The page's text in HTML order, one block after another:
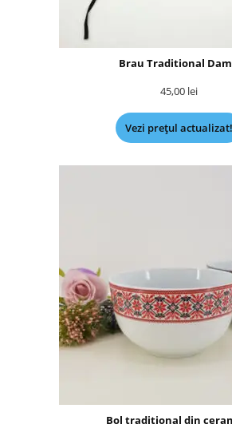
Brau Traditional
45,00 lei
Vezi prețul actualizat!
Bol traditional din